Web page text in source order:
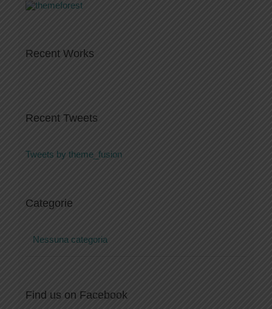
Recent Works
Recent Tweets
Tweets by theme_fusion
Categorie
Nessuna categoria
Find us on Facebook